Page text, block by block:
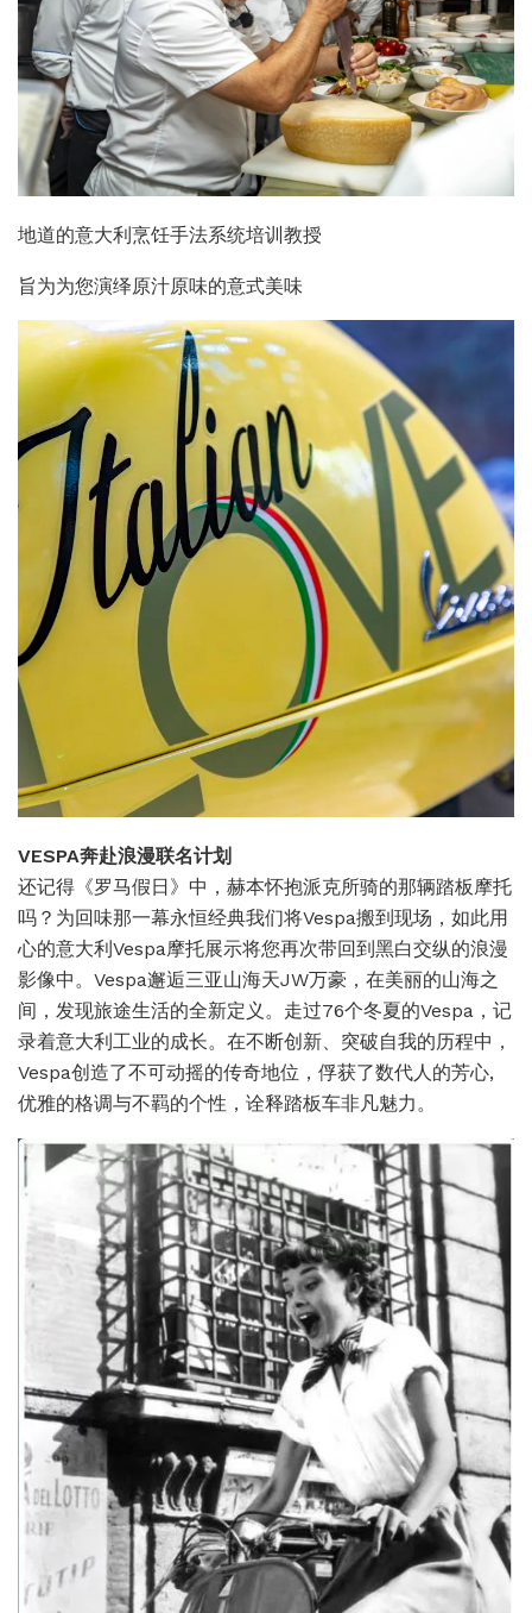
地道的意大利烹饪手法系统培训教授
旨为为您演绎原汁原味的意式美味
VESPA奔赴浪漫联名计划
还记得《罗马假日》中，赫本怀抱派克所骑的那辆踏板摩托
吗？为回味那一幕永恒经典我们将Vespa搬到现场，如此用
心的意大利Vespa摩托展示将您再次带回到黑白交纵的浪漫
影像中。Vespa邂逅三亚山海天JW万豪，在美丽的山海之
间，发现旅途生活的全新定义。走过76个冬夏的Vespa，记
录着意大利工业的成长。在不断创新、突破自我的历程中，
Vespa创造了不可动摇的传奇地位，俘获了数代人的芳心,
优雅的格调与不羁的个性，诠释踏板车非凡魅力。